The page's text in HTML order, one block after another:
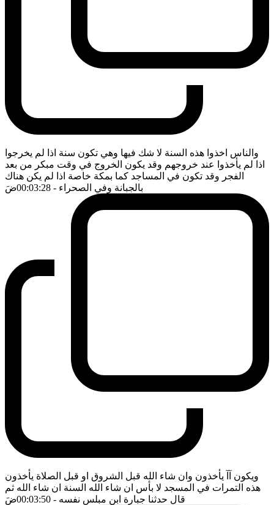
والناس اخذوا هذه السنة لا شك فيها وهي تكون سنة اذا لم يخرجوا
اذا لم يأخذوا عند خروجهم وقد يكون الخروج في وقت مبكر من بعد
الفجر وقد تكون في المساجد كما بمكة خاصة اذا لم يكن هناك
بالجبانة وفي الصحراء - 00:03:28 ضَ
ويكون آآ يأخذون وان شاء الله قبل الشروق او قبل الصلاة يأخذون
هذه التمرات في المسجد لا بأس ان شاء الله السنة ان شاء الله ثم
قال حدثنا جبارة ابن مبلس نفسه - 00:03:50 ضَ